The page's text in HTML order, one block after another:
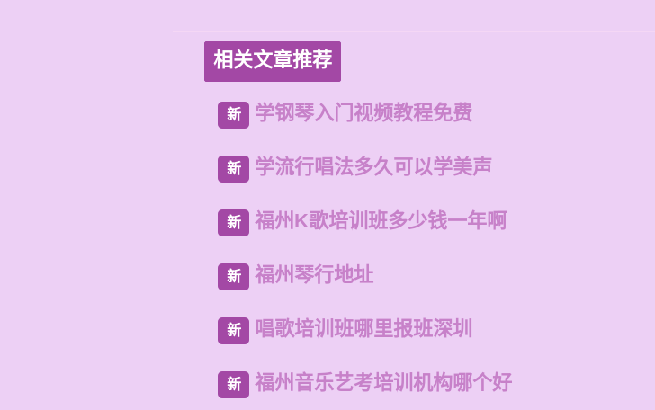
相关文章推荐
新 学钢琴入门视频教程免费
新 学流行唱法多久可以学美声
新 福州K歌培训班多少钱一年啊
新 福州琴行地址
新 唱歌培训班哪里报班深圳
新 福州音乐艺考培训机构哪个好